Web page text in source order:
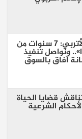
أسامة أبو العز الأتربي: 7 سنوات من
ونواصل تنفيذ
آفاق بالسوق
قضايا الحياة
الشرعية